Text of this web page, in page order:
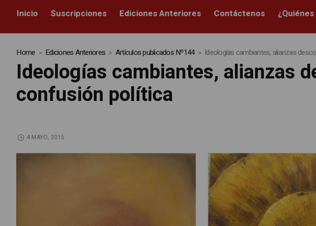
Inicio Suscripciones Ediciones Anteriores Contáctenos
Home Ediciones Anteriores Artículos publicados Nº144 Ideologías cambiantes, alianzas
Ideologías cambiantes, alianzas
confusión política
4 MAYO, 2015